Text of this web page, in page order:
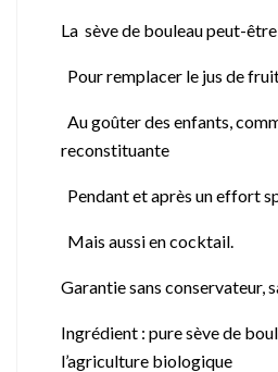
La sève de bouleau peut-
Pour remplacer le jus de
Au goûter des enfants,
reconstituante
Pendant et après un effort
Mais aussi en cocktail.
Garantie sans conservateur,
Ingrédient : pure sève de
l’agriculture biologique